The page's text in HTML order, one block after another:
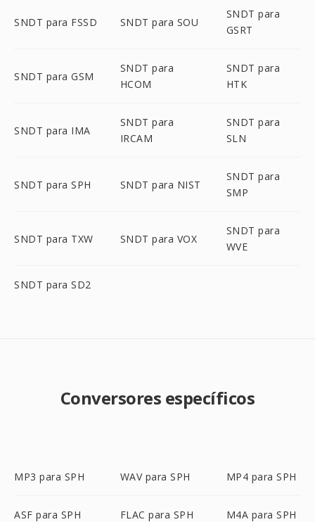
SNDT para FSSD SNDT para SOU
SNDT para
GSRT
SNDT para GSM
SNDT para
HCOM
SNDT para
HTK
SNDT para IMA
SNDT para
IRCAM
SNDT para
SLN
SNDT para SPH SNDT para NIST
SNDT para
SMP
SNDT para TXW SNDT para VOX
SNDT para
WVE
SNDT para SD2
Conversores específicos
MP3 para SPH WAV para SPH MP4 para SPH
ASF para SPH FLAC para SPH M4A para SPH